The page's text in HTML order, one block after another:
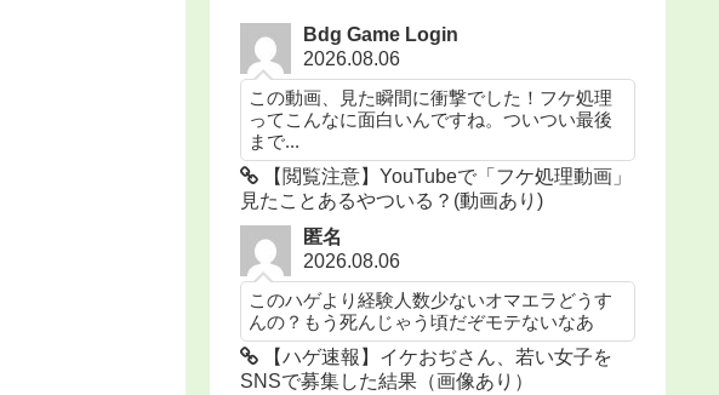
Bdg Game Login
2026.08.06
この動画、見た瞬間に衝撃でした！フケ処理
ってこんなに面白いんですね。ついつい最後
まで...
【閲覧注意】YouTubeで「フケ処理動画」
見たことあるやついる？(動画あり)
匿名
2026.08.06
このハゲより経験人数少ないオマエラどうす
んの？もう死んじゃう頃だぞモテないなあ
【ハゲ速報】イケおぢさん、若い女子を
SNSで募集した結果（画像あり）